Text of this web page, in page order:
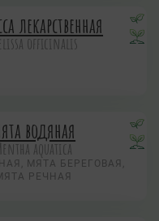
лекарственная
officinalis
водяная
aquatica
МЯТА БЕРЕГОВАЯ,
РЕЧНАЯ